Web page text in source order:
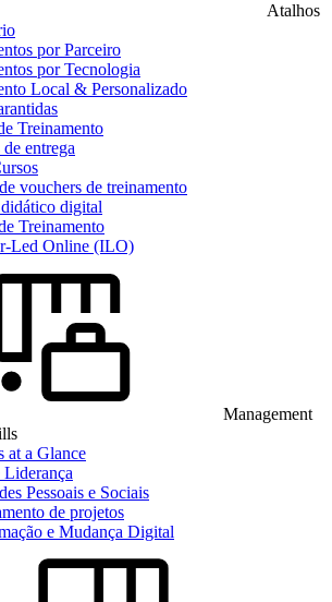
Atalhos
por Parceiro
por Tecnologia
Local & Personalizado
Treinamento
entrega
vouchers de treinamento
digital
Treinamento
Led Online (ILO)
Management
at a Glance
Liderança
Pessoais e Sociais
de projetos
e Mudança Digital